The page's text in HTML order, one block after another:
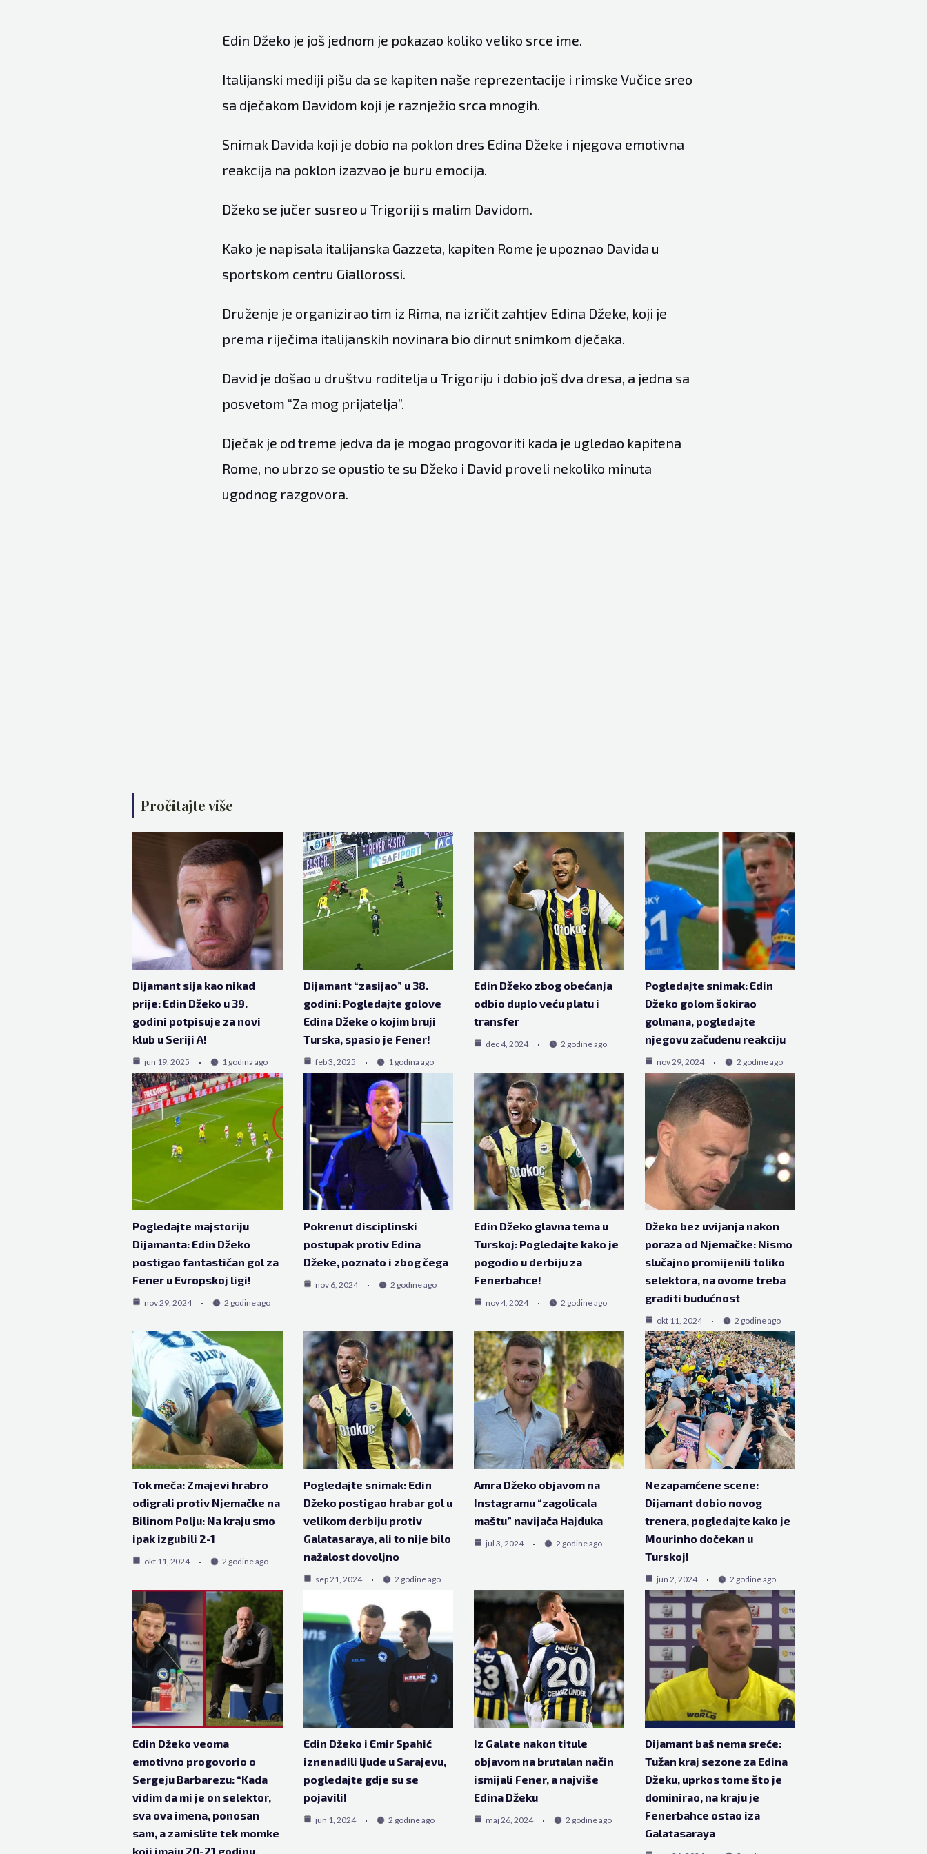
Edin Džeko je još jednom je pokazao koliko veliko srce ime.
Italijanski mediji pišu da se kapiten naše reprezentacije i rimske Vučice sreo
sa dječakom Davidom koji je raznježio srca mnogih.
Snimak Davida koji je dobio na poklon dres Edina Džeke i njegova emotivna
reakcija na poklon izazvao je buru emocija.
Džeko se jučer susreo u Trigoriji s malim Davidom.
Kako je napisala italijanska Gazzeta, kapiten Rome je upoznao Davida u
sportskom centru Giallorossi.
Druženje je organizirao tim iz Rima, na izričit zahtjev Edina Džeke, koji je
prema riječima italijanskih novinara bio dirnut snimkom dječaka.
David je došao u društvu roditelja u Trigoriju i dobio još dva dresa, a jedna sa
posvetom “Za mog prijatelja”.
Dječak je od treme jedva da je mogao progovoriti kada je ugledao kapitena
Rome, no ubrzo se opustio te su Džeko i David proveli nekoliko minuta
ugodnog razgovora.
Pročitajte više
Dijamant sija kao nikad
prije: Edin Džeko u 39.
godini potpisuje za novi
klub u Seriji A!
jun 19, 2025 1 godina ago
Dijamant “zasijao” u 38.
godini: Pogledajte golove
Edina Džeke o kojim bruji
Turska, spasio je Fener!
feb 3, 2025 1 godina ago
Edin Džeko zbog obećanja
odbio duplo veću platu i
transfer
dec 4, 2024 2 godine ago
Pogledajte snimak: Edin
Džeko golom šokirao
golmana, pogledajte
njegovu začuđenu reakciju
nov 29, 2024 2 godine ago
Pogledajte majstoriju
Dijamanta: Edin Džeko
postigao fantastičan gol za
Fener u Evropskoj ligi!
nov 29, 2024 2 godine ago
Pokrenut disciplinski
postupak protiv Edina
Džeke, poznato i zbog čega
nov 6, 2024 2 godine ago
Edin Džeko glavna tema u
Turskoj: Pogledajte kako je
pogodio u derbiju za
Fenerbahce!
nov 4, 2024 2 godine ago
Džeko bez uvijanja nakon
poraza od Njemačke: Nismo
slučajno promijenili toliko
selektora, na ovome treba
graditi budućnost
okt 11, 2024 2 godine ago
Tok meča: Zmajevi hrabro
odigrali protiv Njemačke na
Bilinom Polju: Na kraju smo
ipak izgubili 2-1
okt 11, 2024 2 godine ago
Pogledajte snimak: Edin
Džeko postigao hrabar gol u
velikom derbiju protiv
Galatasaraya, ali to nije bilo
nažalost dovoljno
sep 21, 2024 2 godine ago
Amra Džeko objavom na
Instagramu “zagolicala
maštu” navijača Hajduka
jul 3, 2024 2 godine ago
Nezapamćene scene:
Dijamant dobio novog
trenera, pogledajte kako je
Mourinho dočekan u
Turskoj!
jun 2, 2024 2 godine ago
Edin Džeko veoma
emotivno progovorio o
Sergeju Barbarezu: “Kada
vidim da mi je on selektor,
sva ova imena, ponosan
sam, a zamislite tek momke
koji imaju 20-21 godinu,
Edin Džeko i Emir Spahić
iznenadili ljude u Sarajevu,
pogledajte gdje su se
pojavili!
jun 1, 2024 2 godine ago
Iz Galate nakon titule
objavom na brutalan način
ismijali Fener, a najviše
Edina Džeku
maj 26, 2024 2 godine ago
Dijamant baš nema sreće:
Tužan kraj sezone za Edina
Džeku, uprkos tome što je
dominirao, na kraju je
Fenerbahce ostao iza
Galatasaraya